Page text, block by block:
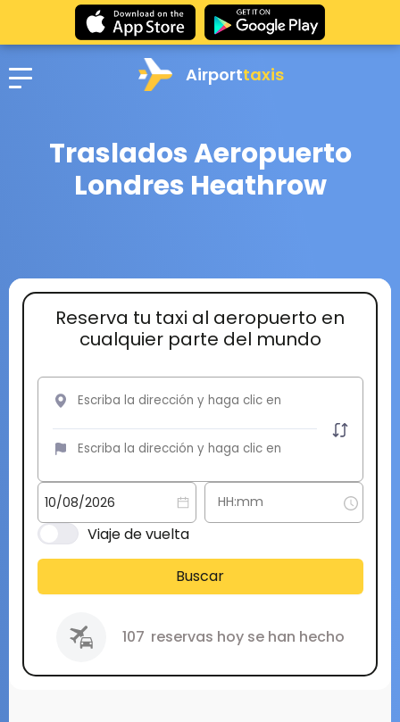
Airporttaxis
Traslados Aeropuerto
Londres Heathrow
Reserva tu taxi al aeropuerto en
cualquier parte del mundo
Viaje de vuelta
Buscar
107 reservas hoy se han hecho